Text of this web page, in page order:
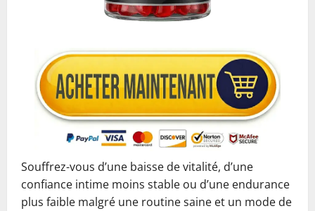
Souffrez-vous d’une baisse de vitalité, d’une
confiance intime moins stable ou d’une endurance
plus faible malgré une routine saine et un mode de